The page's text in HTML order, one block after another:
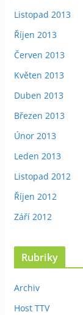
Listopad 2013
Říjen 2013
Červen 2013
Květen 2013
Duben 2013
Březen 2013
Únor 2013
Leden 2013
Listopad 2012
Říjen 2012
Září 2012
Rubriky
Archiv
Host TTV